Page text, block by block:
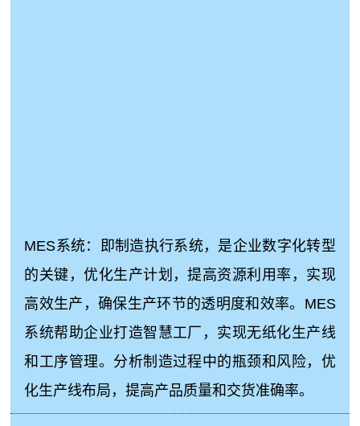
MES系统：即制造执行系统，是企业数字化转型
的关键，优化生产计划，提高资源利用率，实现
高效生产，确保生产环节的透明度和效率。MES
系统帮助企业打造智慧工厂，实现无纸化生产线
和工序管理。分析制造过程中的瓶颈和风险，优
化生产线布局，提高产品质量和交货准确率。